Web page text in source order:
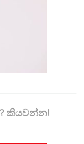
කියවන්න!